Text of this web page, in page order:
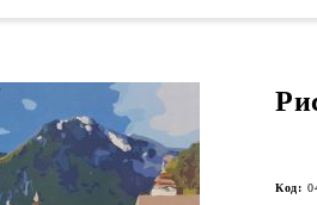
Код: